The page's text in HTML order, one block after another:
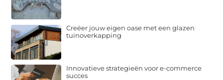
Creëer jouw eigen oase met een glazen
tuinoverkapping
Innovatieve strategieën voor e-commerce
succes